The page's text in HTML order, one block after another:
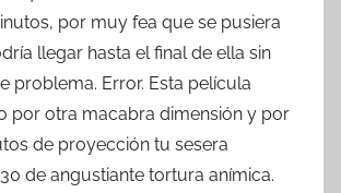
por muy fea que se pusiera
llegar hasta el final de ella sin
problema. Error. Esta película
por otra macabra dimensión y por
de proyección tu sesera
de angustiante tortura anímica.